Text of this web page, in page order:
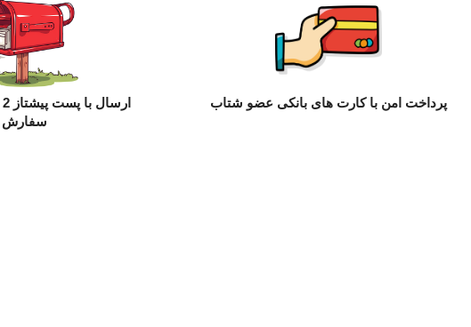
پرداخت امن با کارت های بانکی عضو شتاب
سفارش